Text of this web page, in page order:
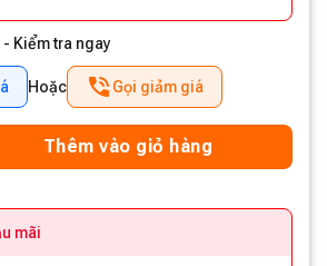
- Kiểm tra ngay
Hoặc Gọi giảm giá
Thêm vào giỏ hàng
mãi